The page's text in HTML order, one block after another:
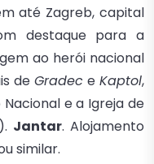
até Zagreb, capital
destaque para a
ao herói nacional
de Gradece Kaptol,
e a Igreja de
Jantar. Alojamento
similar.